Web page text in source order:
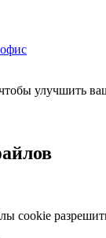
улучшить
cookie